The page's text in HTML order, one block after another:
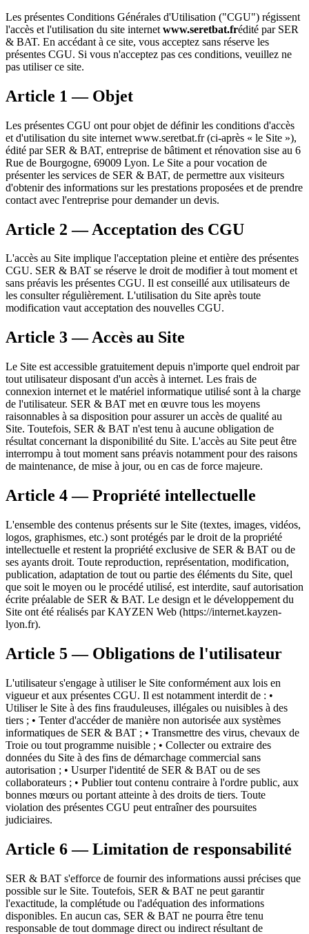
Les présentes Conditions Générales d'Utilisation ("CGU") régissent
l'accès et l'utilisation du site internet www.seretbat.frédité par SER
& BAT. En accédant à ce site, vous acceptez sans réserve les
présentes CGU. Si vous n'acceptez pas ces conditions, veuillez ne
pas utiliser ce site.
Article 1 — Objet
Les présentes CGU ont pour objet de définir les conditions d'accès
et d'utilisation du site internet www.seretbat.fr (ci-après « le Site »),
édité par SER & BAT, entreprise de bâtiment et rénovation sise au 6
Rue de Bourgogne, 69009 Lyon. Le Site a pour vocation de
présenter les services de SER & BAT, de permettre aux visiteurs
d'obtenir des informations sur les prestations proposées et de prendre
contact avec l'entreprise pour demander un devis.
Article 2 — Acceptation des CGU
L'accès au Site implique l'acceptation pleine et entière des présentes
CGU. SER & BAT se réserve le droit de modifier à tout moment et
sans préavis les présentes CGU. Il est conseillé aux utilisateurs de
les consulter régulièrement. L'utilisation du Site après toute
modification vaut acceptation des nouvelles CGU.
Article 3 — Accès au Site
Le Site est accessible gratuitement depuis n'importe quel endroit par
tout utilisateur disposant d'un accès à internet. Les frais de
connexion internet et le matériel informatique utilisé sont à la charge
de l'utilisateur. SER & BAT met en œuvre tous les moyens
raisonnables à sa disposition pour assurer un accès de qualité au
Site. Toutefois, SER & BAT n'est tenu à aucune obligation de
résultat concernant la disponibilité du Site. L'accès au Site peut être
interrompu à tout moment sans préavis notamment pour des raisons
de maintenance, de mise à jour, ou en cas de force majeure.
Article 4 — Propriété intellectuelle
L'ensemble des contenus présents sur le Site (textes, images, vidéos,
logos, graphismes, etc.) sont protégés par le droit de la propriété
intellectuelle et restent la propriété exclusive de SER & BAT ou de
ses ayants droit. Toute reproduction, représentation, modification,
publication, adaptation de tout ou partie des éléments du Site, quel
que soit le moyen ou le procédé utilisé, est interdite, sauf autorisation
écrite préalable de SER & BAT. Le design et le développement du
Site ont été réalisés par KAYZEN Web (https://internet.kayzen-
lyon.fr).
Article 5 — Obligations de l'utilisateur
L'utilisateur s'engage à utiliser le Site conformément aux lois en
vigueur et aux présentes CGU. Il est notamment interdit de : •
Utiliser le Site à des fins frauduleuses, illégales ou nuisibles à des
tiers ; • Tenter d'accéder de manière non autorisée aux systèmes
informatiques de SER & BAT ; • Transmettre des virus, chevaux de
Troie ou tout programme nuisible ; • Collecter ou extraire des
données du Site à des fins de démarchage commercial sans
autorisation ; • Usurper l'identité de SER & BAT ou de ses
collaborateurs ; • Publier tout contenu contraire à l'ordre public, aux
bonnes mœurs ou portant atteinte à des droits de tiers. Toute
violation des présentes CGU peut entraîner des poursuites
judiciaires.
Article 6 — Limitation de responsabilité
SER & BAT s'efforce de fournir des informations aussi précises que
possible sur le Site. Toutefois, SER & BAT ne peut garantir
l'exactitude, la complétude ou l'adéquation des informations
disponibles. En aucun cas, SER & BAT ne pourra être tenu
responsable de tout dommage direct ou indirect résultant de